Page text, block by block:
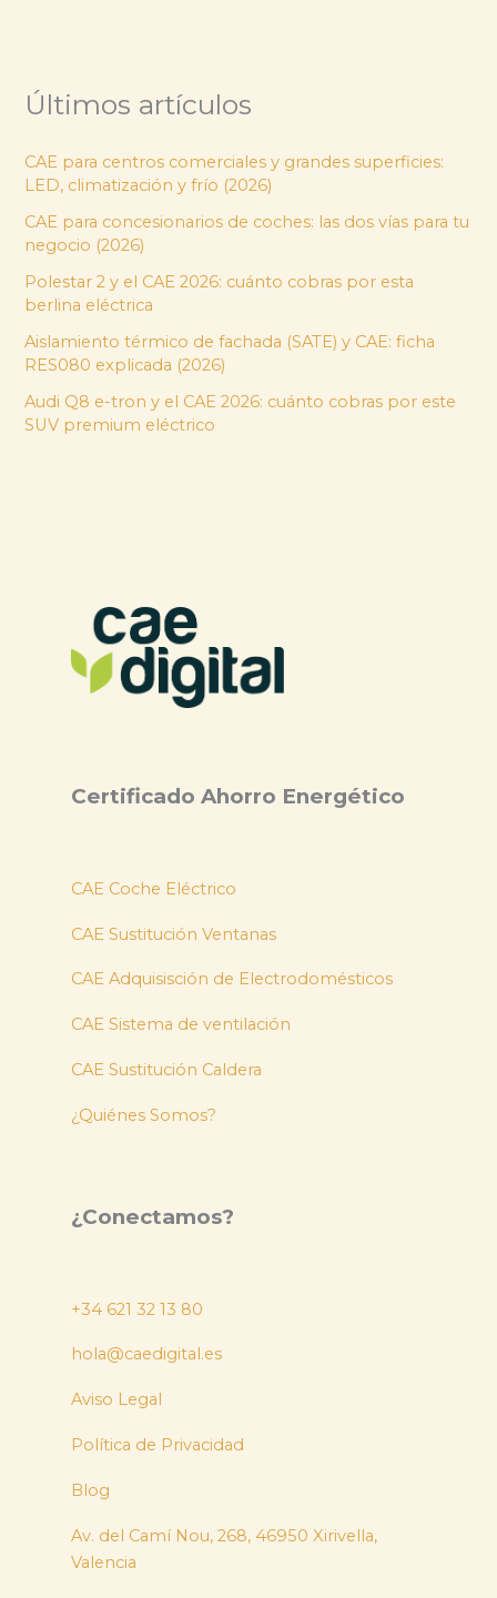
Últimos artículos
CAE para centros comerciales y grandes superficies:
LED, climatización y frío (2026)
CAE para concesionarios de coches: las dos vías para tu
negocio (2026)
Polestar 2 y el CAE 2026: cuánto cobras por esta
berlina eléctrica
Aislamiento térmico de fachada (SATE) y CAE: ficha
RES080 explicada (2026)
Audi Q8 e-tron y el CAE 2026: cuánto cobras por este
SUV premium eléctrico
Certificado Ahorro Energético
CAE Coche Eléctrico
CAE Sustitución Ventanas
CAE Adquisisción de Electrodomésticos
CAE Sistema de ventilación
CAE Sustitución Caldera
¿Quiénes Somos?
¿Conectamos?
+34 621 32 13 80
hola@caedigital.es
Aviso Legal
Política de Privacidad
Blog
Av. del Camí Nou, 268, 46950 Xirivella,
Valencia